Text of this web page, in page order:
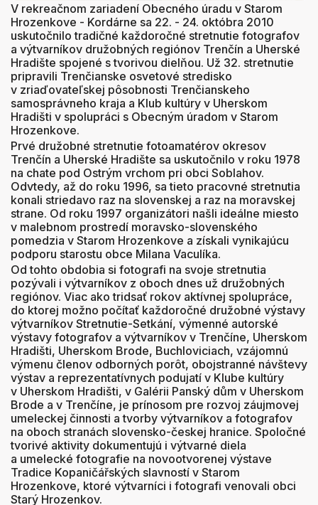
V rekreačnom zariadení Obecného úradu v Starom
Hrozenkove - Kordárne sa 22. - 24. októbra 2010
uskutočnilo tradičné každoročné stretnutie fotografov
a výtvarníkov družobných regiónov Trenčín a Uherské
Hradište spojené s tvorivou dielňou. Už 32. stretnutie
pripravili Trenčianske osvetové stredisko
v zriaďovateľskej pôsobnosti Trenčianskeho
samosprávneho kraja a Klub kultúry v Uherskom
Hradišti v spolupráci s Obecným úradom v Starom
Hrozenkove.
Prvé družobné stretnutie fotoamatérov okresov
Trenčín a Uherské Hradište sa uskutočnilo v roku 1978
na chate pod Ostrým vrchom pri obci Soblahov.
Odvtedy, až do roku 1996, sa tieto pracovné stretnutia
konali striedavo raz na slovenskej a raz na moravskej
strane. Od roku 1997 organizátori našli ideálne miesto
v malebnom prostredí moravsko-slovenského
pomedzia v Starom Hrozenkove a získali vynikajúcu
podporu starostu obce Milana Vaculíka.
Od tohto obdobia si fotografi na svoje stretnutia
pozývali i výtvarníkov z oboch dnes už družobných
regiónov. Viac ako tridsať rokov aktívnej spolupráce,
do ktorej možno počítať každoročné družobné výstavy
výtvarníkov Stretnutie-Setkání, výmenné autorské
výstavy fotografov a výtvarníkov v Trenčíne, Uherskom
Hradišti, Uherskom Brode, Buchloviciach, vzájomnú
výmenu členov odborných porôt, obojstranné návštevy
výstav a reprezentatívnych podujatí v Klube kultúry
v Uherskom Hradišti, v Galérii Panský dům v Uherskom
Brode a v Trenčíne, je prínosom pre rozvoj záujmovej
umeleckej činnosti a tvorby výtvarníkov a fotografov
na oboch stranách slovensko-českej hranice. Spoločné
tvorivé aktivity dokumentujú i výtvarné diela
a umelecké fotografie na novootvorenej výstave
Tradice Kopaničářských slavností v Starom
Hrozenkove, ktoré výtvarníci i fotografi venovali obci
Starý Hrozenkov.